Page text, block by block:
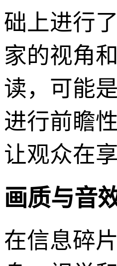
础上进行
家的视角
读，可能
进行前瞻
让观众在
画质与音
在信息碎